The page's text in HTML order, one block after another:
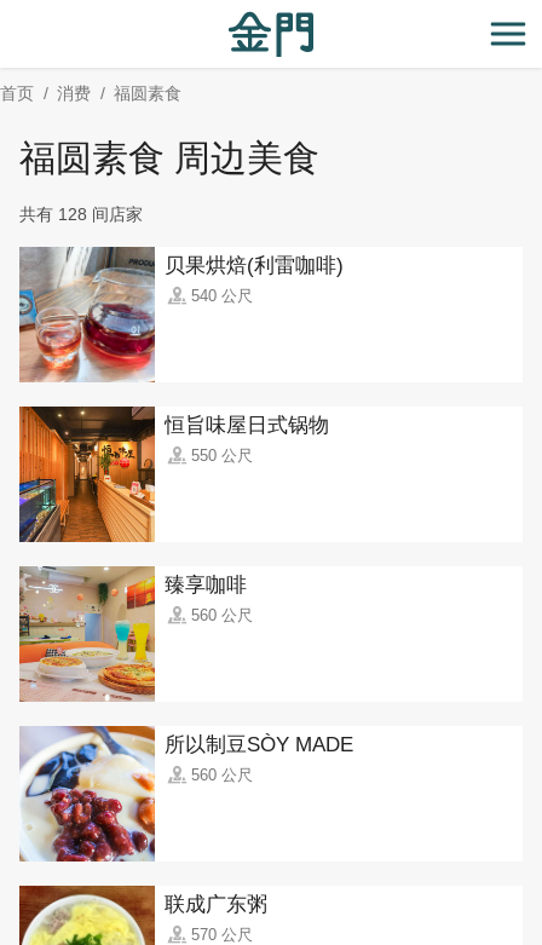
主
要
开
首页 消费 福圆素食
福圆素食 周边美食
共有 128 间店家
贝果烘焙(利雷咖啡)
540 公尺
恒旨味屋日式锅物
550 公尺
臻享咖啡
560 公尺
所以制豆SÒY MADE
560 公尺
联成广东粥
570 公尺